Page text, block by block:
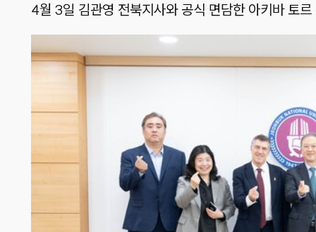
4월 3일 김관영 전북지사와 공식 면담한 아키바 토